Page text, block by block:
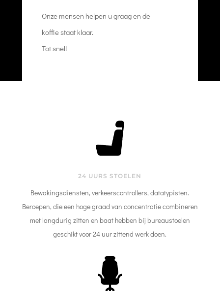
Onze mensen helpen u graag en de
koffie staat klaar.
Tot snel!
24 UURS STOELEN
Bewakingsdiensten, verkeerscontrollers, datatypisten.
Beroepen, die een hoge graad van concentratie combineren
met langdurig zitten en baat hebben bij bureaustoelen
geschikt voor 24 uur zittend werk doen.